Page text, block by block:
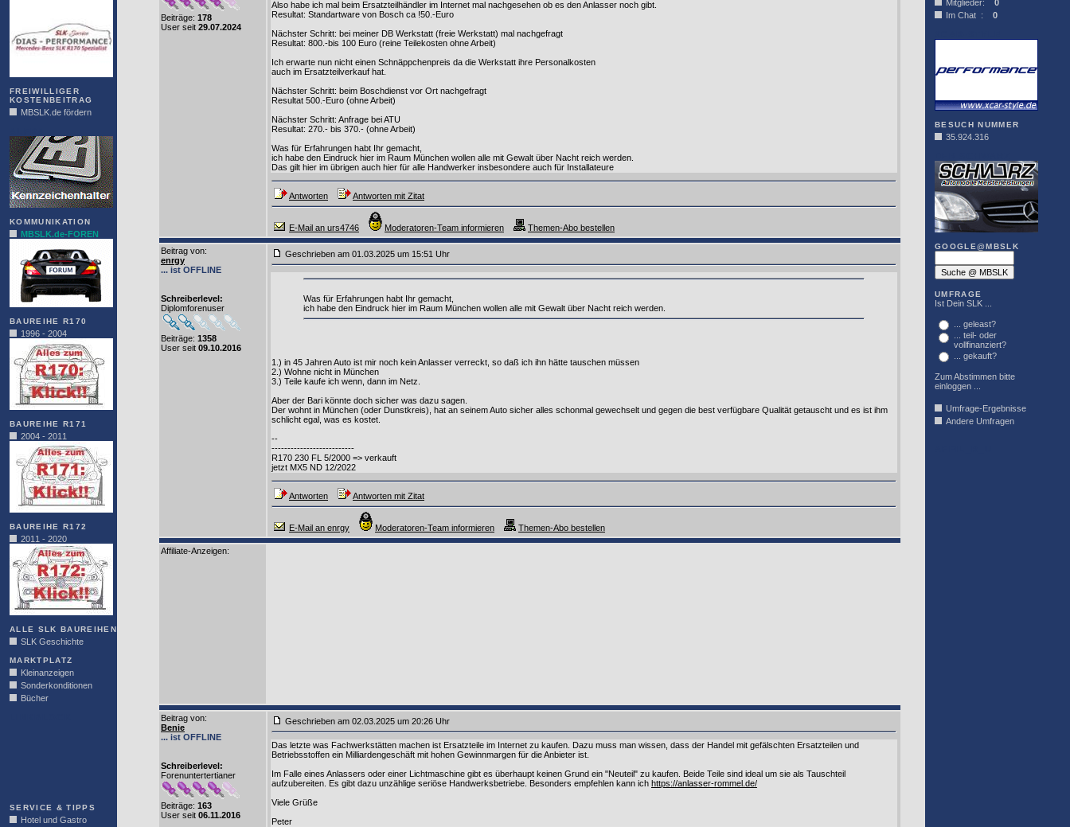
FREIWILLIGER
KOSTENBEITRAG
MBSLK.de fördern
KOMMUNIKATION
MBSLK.de-FOREN
BAUREIHE R170
1996 - 2004
BAUREIHE R171
2004 - 2011
BAUREIHE R172
2011 - 2020
ALLE SLK BAUREIHEN
SLK Geschichte
MARKTPLATZ
Kleinanzeigen
Sonderkonditionen
Bücher
SERVICE & TIPPS
Hotel und Gastro
Beiträge: 178
User seit 29.07.2024
Also habe ich mal beim Ersatzteilhändler im Internet mal nachgesehen ob es den Anlasser noch gibt.
Resultat: Standartware von Bosch ca !50.-Euro
Nächster Schritt: bei meiner DB Werkstatt (freie Werkstatt) mal nachgefragt
Resultat: 800.-bis 100 Euro (reine Teilekosten ohne Arbeit)
Ich erwarte nun nicht einen Schnäppchenpreis da die Werkstatt ihre Personalkosten
auch im Ersatzteilverkauf hat.
Nächster Schritt: beim Boschdienst vor Ort nachgefragt
Resultat 500.-Euro (ohne Arbeit)
Nächster Schritt: Anfrage bei ATU
Resultat: 270.- bis 370.- (ohne Arbeit)
Was für Erfahrungen habt Ihr gemacht,
ich habe den Eindruck hier im Raum München wollen alle mit Gewalt über Nacht reich werden.
Das gilt hier im übrigen auch hier für alle Handwerker insbesondere auch für Installateure
Antworten Antworten mit Zitat
E-Mail an urs4746 Moderatoren-Team informieren Themen-Abo bestellen
Beitrag von:
enrgy
... ist OFFLINE
Schreiberlevel:
Diplomforenuser
Beiträge: 1358
User seit 09.10.2016
Geschrieben am 01.03.2025 um 15:51 Uhr
Was für Erfahrungen habt Ihr gemacht,
ich habe den Eindruck hier im Raum München wollen alle mit Gewalt über Nacht reich werden.
1.) in 45 Jahren Auto ist mir noch kein Anlasser verreckt, so daß ich ihn hätte tauschen müssen
2.) Wohne nicht in München
3.) Teile kaufe ich wenn, dann im Netz.
Aber der Bari könnte doch sicher was dazu sagen.
Der wohnt in München (oder Dunstkreis), hat an seinem Auto sicher alles schonmal gewechselt und gegen die best verfügbare Qualität getauscht und es ist ihm
schlicht egal, was es kostet.
--
--------------------------
R170 230 FL 5/2000 => verkauft
jetzt MX5 ND 12/2022
Antworten Antworten mit Zitat
E-Mail an enrgy Moderatoren-Team informieren Themen-Abo bestellen
Affiliate-Anzeigen:
Beitrag von:
Benie
... ist OFFLINE
Schreiberlevel:
Forenuntertertianer
Beiträge: 163
User seit 06.11.2016
Geschrieben am 02.03.2025 um 20:26 Uhr
Das letzte was Fachwerkstätten machen ist Ersatzteile im Internet zu kaufen. Dazu muss man wissen, dass der Handel mit gefälschten Ersatzteilen und
Betriebsstoffen ein Milliardengeschäft mit hohen Gewinnmargen für die Anbieter ist.
Im Falle eines Anlassers oder einer Lichtmaschine gibt es überhaupt keinen Grund ein "Neuteil" zu kaufen. Beide Teile sind ideal um sie als Tauschteil
aufzubereiten. Es gibt dazu unzählige seriöse Handwerksbetriebe. Besonders empfehlen kann ich https://anlasser-rommel.de/
Viele Grüße
Peter
Mitglieder: 0
Im Chat : 0
BESUCH NUMMER
35.924.316
GOOGLE@MBSLK
UMFRAGE
Ist Dein SLK ...
... geleast?
... teil- oder
vollfinanziert?
... gekauft?
Zum Abstimmen bitte
einloggen ...
Umfrage-Ergebnisse
Andere Umfragen